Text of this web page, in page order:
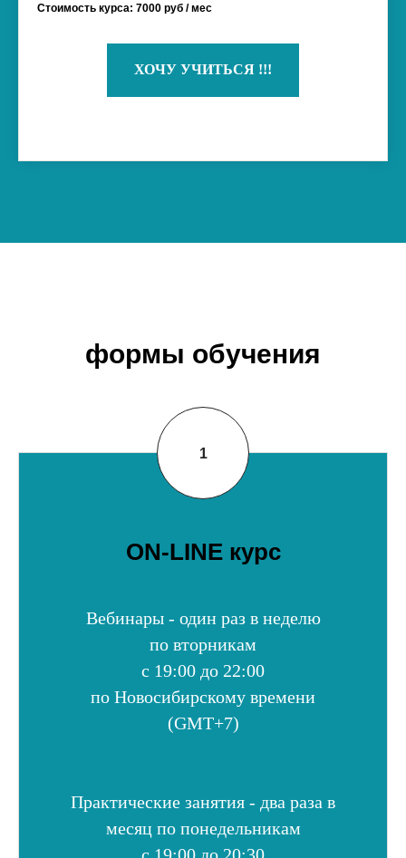
Стоимость курса: 7000 руб / мес
ХОЧУ УЧИТЬСЯ !!!
формы обучения
ON-LINE курс
Вебинары - один раз в неделю
по вторникам
с 19:00 до 22:00
по Новосибирскому времени
(GMT+7)
Практические занятия - два раза в
месяц по понедельникам